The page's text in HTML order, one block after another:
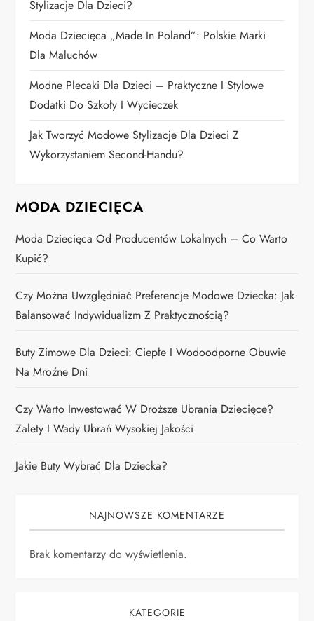
i
s
u
Stylizacje Dla Dzieci?
Moda Dziecięca „Made In Poland”: Polskie Marki
Dla Maluchów
Modne Plecaki Dla Dzieci – Praktyczne I Stylowe
Dodatki Do Szkoły I Wycieczek
Jak Tworzyć Modowe Stylizacje Dla Dzieci Z
Wykorzystaniem Second-Handu?
MODA DZIECIĘCA
Moda Dziecięca Od Producentów Lokalnych – Co Warto
Kupić?
Czy Można Uwzględniać Preferencje Modowe Dziecka: Jak
Balansować Indywidualizm Z Praktycznością?
Buty Zimowe Dla Dzieci: Ciepłe I Wodoodporne Obuwie
Na Mroźne Dni
Czy Warto Inwestować W Droższe Ubrania Dziecięce?
Zalety I Wady Ubrań Wysokiej Jakości
Jakie Buty Wybrać Dla Dziecka?
NAJNOWSZE KOMENTARZE
Brak komentarzy do wyświetlenia.
KATEGORIE